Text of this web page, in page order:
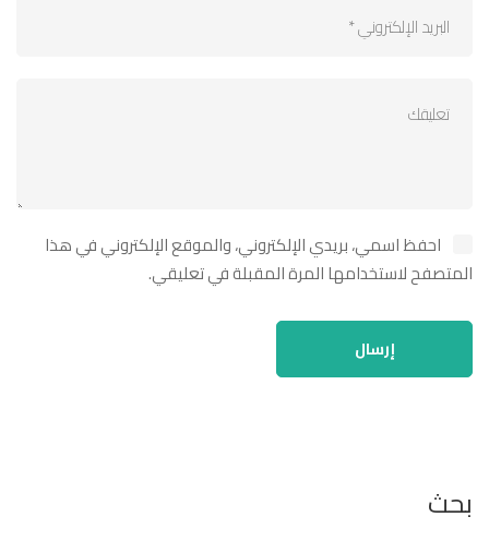
احفظ اسمي، بريدي الإلكتروني، والموقع الإلكتروني في هذا
المتصفح لاستخدامها المرة المقبلة في تعليقي.
بحث